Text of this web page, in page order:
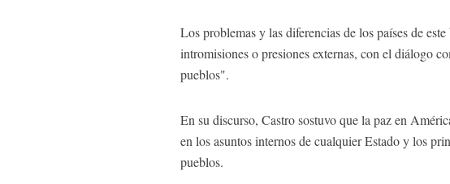
Los problemas y las diferencias de los países de
intromisiones o presiones externas, con el diálogo
pueblos".
En su discurso, Castro sostuvo que la paz en
en los asuntos internos de cualquier Estado y los
pueblos.